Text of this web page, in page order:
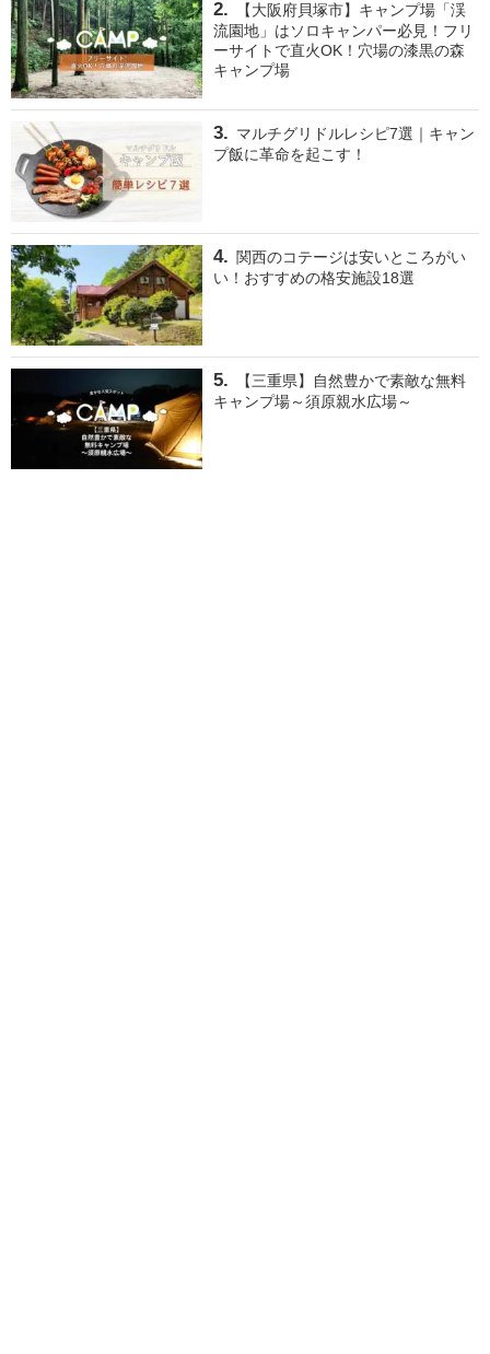
【大阪府貝塚市】キャンプ場「渓
流園地」はソロキャンパー必見！フリ
ーサイトで直火OK！穴場の漆黒の森
キャンプ場
マルチグリドルレシピ7選｜キャン
プ飯に革命を起こす！
関西のコテージは安いところがい
い！おすすめの格安施設18選
【三重県】自然豊かで素敵な無料
キャンプ場～須原親水広場～